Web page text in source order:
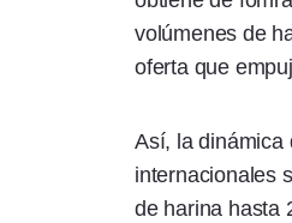
volúmenes de
oferta que
Así, la dinámica
internacionales
de harina hasta